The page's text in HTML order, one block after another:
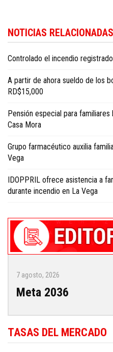
health and living news in English.
NOTICIAS RELACIONADAS
Controlado el incendio
A partir de ahora sueldo de los
RD$15,000
Pensión especial para
Casa Mora
Grupo farmacéutico auxilia
Vega
IDOPPRIL ofrece asistencia a
durante incendio en La Vega
7 agosto, 2026
Meta 2036
TASAS DEL MERCADO